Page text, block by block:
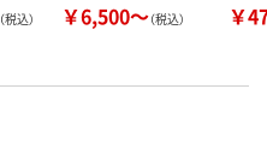
（税込） ￥6,500～（税込） ￥